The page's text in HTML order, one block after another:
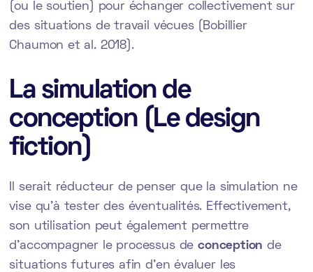
(ou le soutien) pour échanger collectivement sur
des situations de travail vécues (Bobillier
Chaumon et al. 2018).
La simulation de
conception (Le design
fiction)
Il serait réducteur de penser que la simulation ne
vise qu’à tester des éventualités. Effectivement,
son utilisation peut également permettre
d’accompagner le processus deconception de
situations futures afin d’en évaluer les